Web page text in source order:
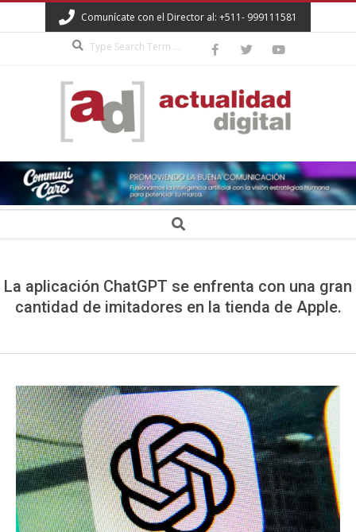
to
Comunícate con el Director al: +511- 999111581
ACTUALIDAD
DIGITAL Search
La aplicación ChatGPT se enfrenta con una gran
cantidad de imitadores en la tienda de Apple.